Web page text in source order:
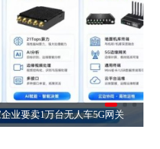
业要卖1万台无人车5G网关